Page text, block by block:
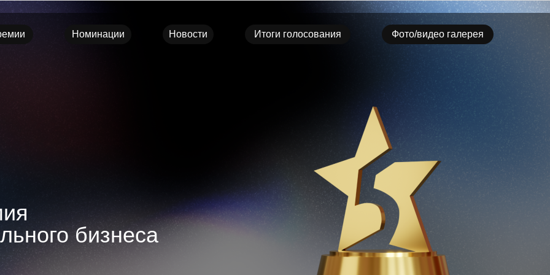
Номинации Новости Итоги голосования Фото/видео галерея
Фото/видео галерея
бизнеса